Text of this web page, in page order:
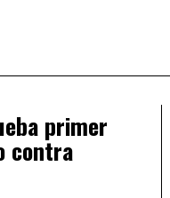
primer
contra